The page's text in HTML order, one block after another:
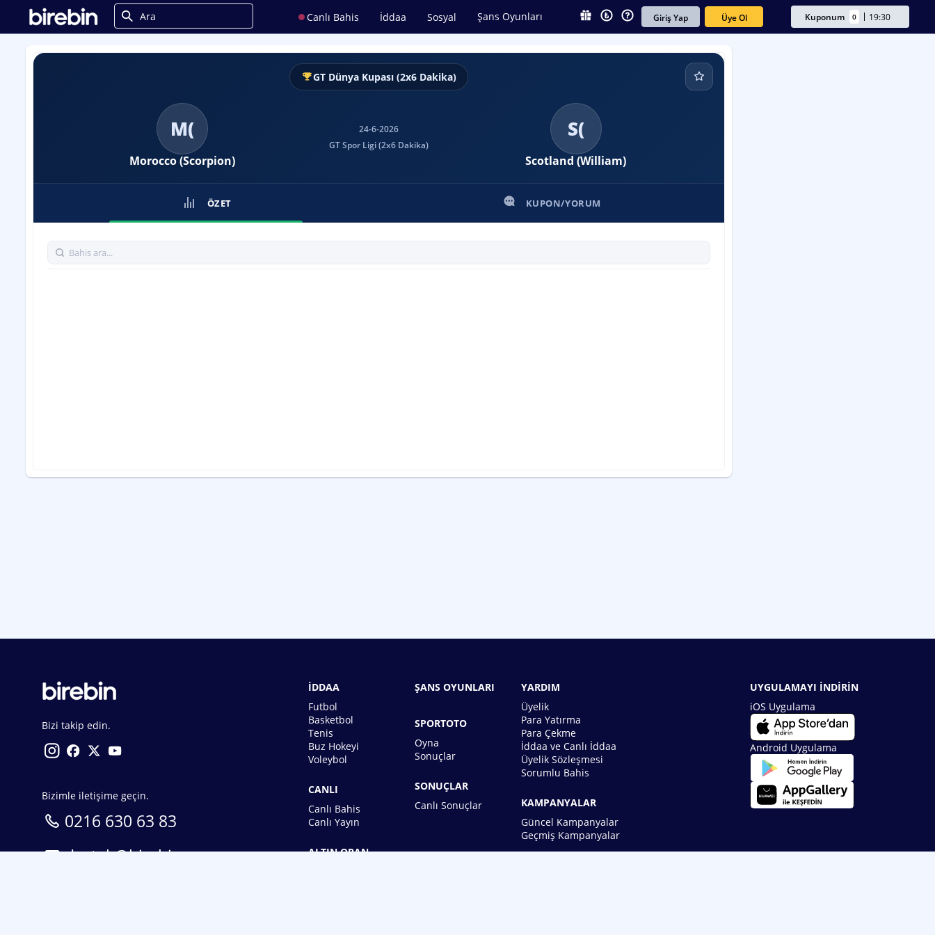
Canlı Bahis İddaa Sosyal Şans Oyunları Giriş Yap Üye Ol Kuponum 0 19:30
GT Dünya Kupası (2x6 Dakika)
M(
Morocco (Scorpion)
24-6-2026
GT Spor Ligi (2x6 Dakika)
S(
Scotland (William)
ÖZET KUPON/YORUM
Bizi takip edin.
Bizimle iletişime geçin.
0216 630 63 83
destek@birebin.com
İDDAA
Futbol
Basketbol
Tenis
Buz Hokeyi
Voleybol
CANLI
Canlı Bahis
Canlı Yayın
ALTIN ORAN
ŞANS OYUNLARI
SPORTOTO
Oyna
Sonuçlar
SONUÇLAR
Canlı Sonuçlar
YARDIM
Üyelik
Para Yatırma
Para Çekme
İddaa ve Canlı İddaa
Üyelik Sözleşmesi
Sorumlu Bahis
KAMPANYALAR
Güncel Kampanyalar
Geçmiş Kampanyalar
UYGULAMAYI İNDİRİN
iOS Uygulama
Android Uygulama